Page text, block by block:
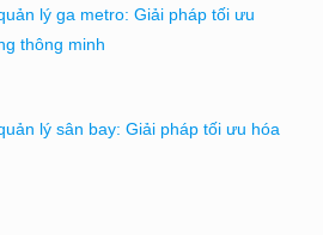
lý ga metro: Giải pháp tối ưu
thông minh
lý sân bay: Giải pháp tối ưu hóa